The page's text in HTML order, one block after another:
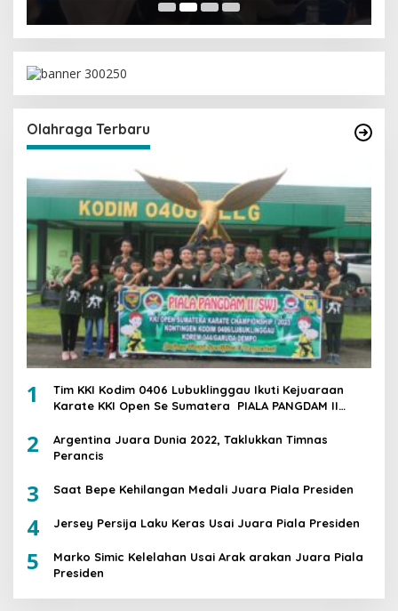
Olahraga Terbaru
1
Tim KKI Kodim 0406 Lubuklinggau Ikuti Kejuaraan
Karate KKI Open Se Sumatera PIALA PANGDAM II
2
Argentina Juara Dunia 2022, Taklukkan Timnas
Perancis
3 Saat Bepe Kehilangan Medali Juara Piala Presiden
4 Jersey Persija Laku Keras Usai Juara Piala Presiden
5
Marko Simic Kelelahan Usai Arak arakan Juara Piala
Presiden